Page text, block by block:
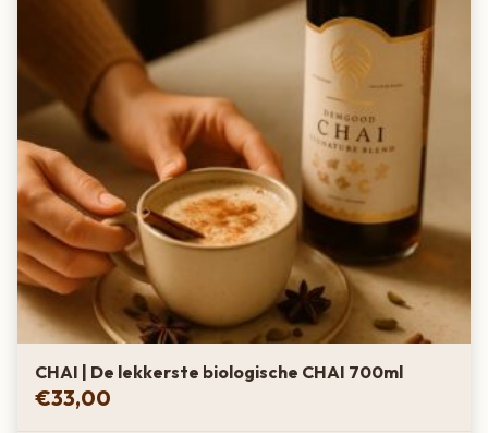
CHAI | De lekkerste biologische CHAI 700ml
€33,00